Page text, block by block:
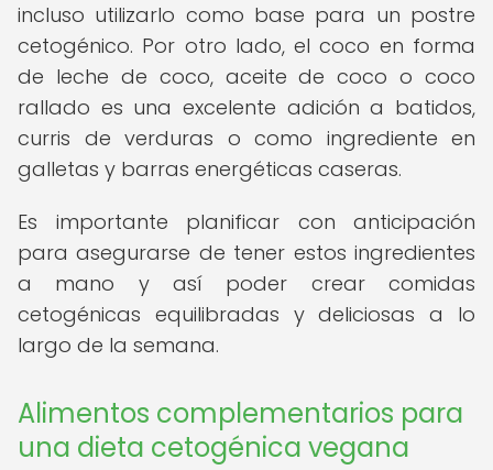
incluso utilizarlo como base para un postre
cetogénico. Por otro lado, el coco en forma
de leche de coco, aceite de coco o coco
rallado es una excelente adición a batidos,
curris de verduras o como ingrediente en
galletas y barras energéticas caseras.
Es importante planificar con anticipación
para asegurarse de tener estos ingredientes
a mano y así poder crear comidas
cetogénicas equilibradas y deliciosas a lo
largo de la semana.
Alimentos complementarios para
una dieta cetogénica vegana